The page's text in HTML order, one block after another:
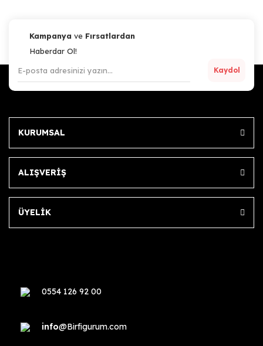
Kampanya ve Fırsatlardan
Haberdar Ol!
Kaydol
KURUMSAL
ALIŞVERİŞ
ÜYELİK
0554 126 92 00
info@Birfigurum.com